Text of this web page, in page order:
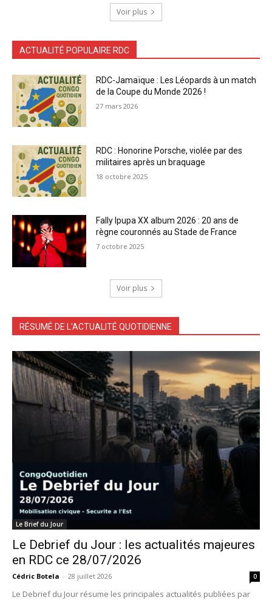
Voir plus
ACTUALITÉ POPULAIRE RDC
RDC-Jamaïque : Les Léopards à un match
de la Coupe du Monde 2026 !
27 mars 2026
RDC : Honorine Porsche, violée par des
militaires après un braquage
18 octobre 2025
Fally Ipupa XX album 2026 : 20 ans de
règne couronnés au Stade de France
7 octobre 2025
Voir plus
RÉSUMÉ DE L'ACTUALITÉ QUOTIDIENNE
Le Brief du Jour
Le Debrief du Jour : les actualités majeures
en RDC ce 28/07/2026
Cédric Botela - 28 juillet 2026 0
Le Debrief du Jour résume les principales actualités publiées par